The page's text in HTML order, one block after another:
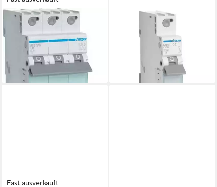
HAGER
Schalter Hager MBS316
Leitungsschutzschalter 3polig
ab 38,09 €
lieferbar - in 2-3 Werktagen bei dir
Schalter Hager MBS106
Leitungsschutzschalter 1polig
lieferbar - in 2-3 Werktagen bei dir
Fast ausverkauft